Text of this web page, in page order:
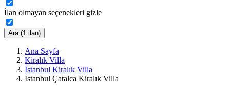
İlan olmayan seçenekleri gizle
Ara (1 ilan)
Ana Sayfa
Kiralık Villa
İstanbul Kiralık Villa
İstanbul Çatalca Kiralık Villa